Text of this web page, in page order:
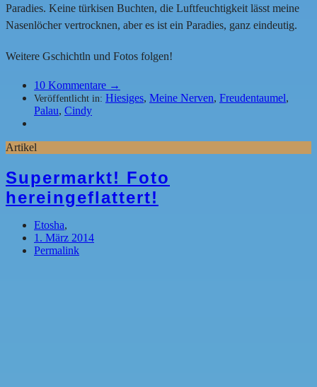
Paradies. Keine türkisen Buchten, die Luftfeuchtigkeit lässt meine
Nasenlöcher vertrocknen, aber es ist ein Paradies, ganz eindeutig.
Weitere Gschichtln und Fotos folgen!
10 Kommentare →
Veröffentlicht in: Hiesiges, Meine Nerven, Freudentaumel,
Palau, Cindy
Artikel
Supermarkt! Foto
hereingeflattert!
Etosha,
1. März 2014
Permalink